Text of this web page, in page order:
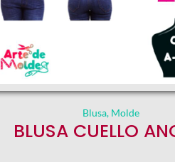
Blusa, Molde
BLUSA CUELLO